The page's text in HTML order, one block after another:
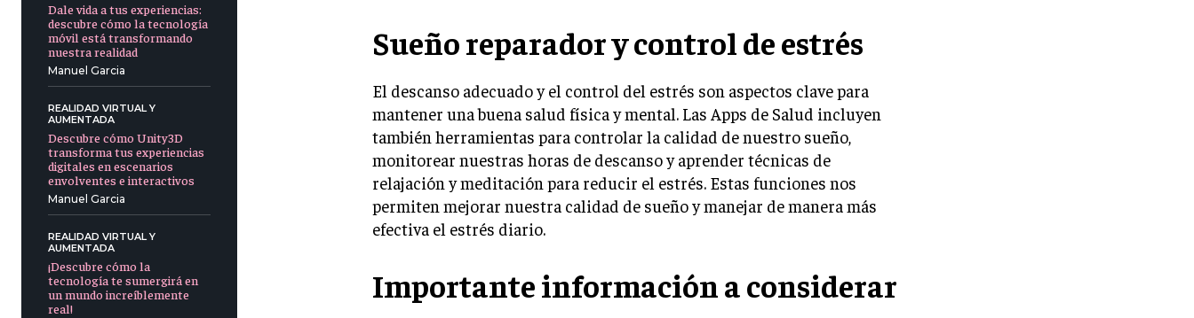
Dale vida a tus experiencias:
descubre cómo la tecnología
móvil está transformando
nuestra realidad
Manuel Garcia
REALIDAD VIRTUAL Y
AUMENTADA
Descubre cómo Unity3D
transforma tus experiencias
digitales en escenarios
envolventes e interactivos
Manuel Garcia
REALIDAD VIRTUAL Y
AUMENTADA
¡Descubre cómo la
tecnología te sumergirá en
un mundo increíblemente
real!
Sueño reparador y control de estrés
El descanso adecuado y el control del estrés son aspectos clave para
mantener una buena salud física y mental. Las Apps de Salud incluyen
también herramientas para controlar la calidad de nuestro sueño,
monitorear nuestras horas de descanso y aprender técnicas de
relajación y meditación para reducir el estrés. Estas funciones nos
permiten mejorar nuestra calidad de sueño y manejar de manera más
efectiva el estrés diario.
Importante información a considerar